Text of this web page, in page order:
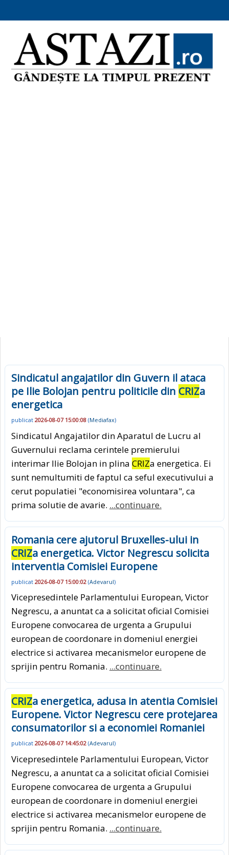
Sindicatul angajatilor din Guvern il ataca
pe Ilie Bolojan pentru politicile din CRIZa
energetica
publicat 2026-08-07 15:00:08 (Mediafax)
Sindicatul Angajatilor din Aparatul de Lucru al
Guvernului reclama cerintele premierului
interimar Ilie Bolojan in plina CRIZa energetica. Ei
sunt nemultumiti de faptul ca seful executivului a
cerut populatiei "economisirea voluntara", ca
prima solutie de avarie. ...continuare.
Romania cere ajutorul Bruxelles-ului in
CRIZa energetica. Victor Negrescu solicita
interventia Comisiei Europene
publicat 2026-08-07 15:00:02 (Adevarul)
Vicepresedintele Parlamentului European, Victor
Negrescu, a anuntat ca a solicitat oficial Comisiei
Europene convocarea de urgenta a Grupului
european de coordonare in domeniul energiei
electrice si activarea mecanismelor europene de
sprijin pentru Romania. ...continuare.
CRIZa energetica, adusa in atentia Comisiei
Europene. Victor Negrescu cere protejarea
consumatorilor si a economiei Romaniei
publicat 2026-08-07 14:45:02 (Adevarul)
Vicepresedintele Parlamentului European, Victor
Negrescu, a anuntat ca a solicitat oficial Comisiei
Europene convocarea de urgenta a Grupului
european de coordonare in domeniul energiei
electrice si activarea mecanismelor europene de
sprijin pentru Romania. ...continuare.